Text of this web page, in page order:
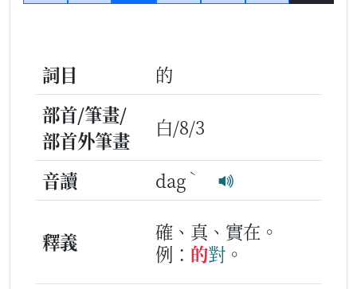
詞目
的
部首/筆畫/
部首外筆畫
白/8/3
音讀 dag ˋ
釋義
確、真、實在。
例： 的對 。